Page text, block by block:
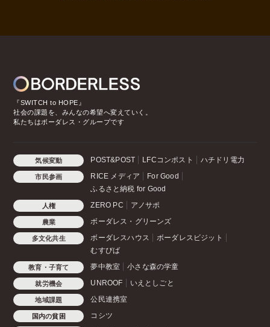
『SWITCH to HOPE』
社会の課題を、みんなの希望へ変えていく。
私たちはボーダレス・グループです
気候変動 POST&POST LFCコンポスト ハチドリ電力
市民参画 RICE メディア
For Good
ふるさと納税 for Good
人権 ZERO PC アノサポ
農業 ボーダレス・グリーンズ
多文化共生 ボーダレスハウス
ボーダレスビジット
むすびば
教育・子育て 夢中教室 小さな森の学童
就労機会 UNROOF いえとしごと
地域課題 公民連携室
国内の貧困 コシツ